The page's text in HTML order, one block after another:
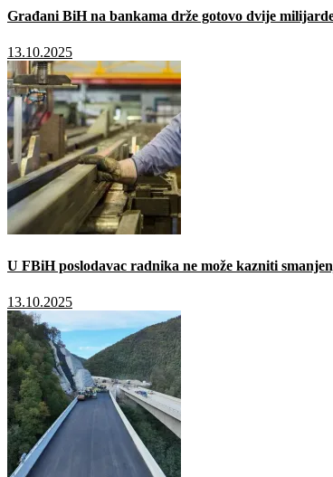
Građani BiH na bankama drže gotovo dvije
13.10.2025
U FBiH poslodavac radnika ne može kazniti
13.10.2025